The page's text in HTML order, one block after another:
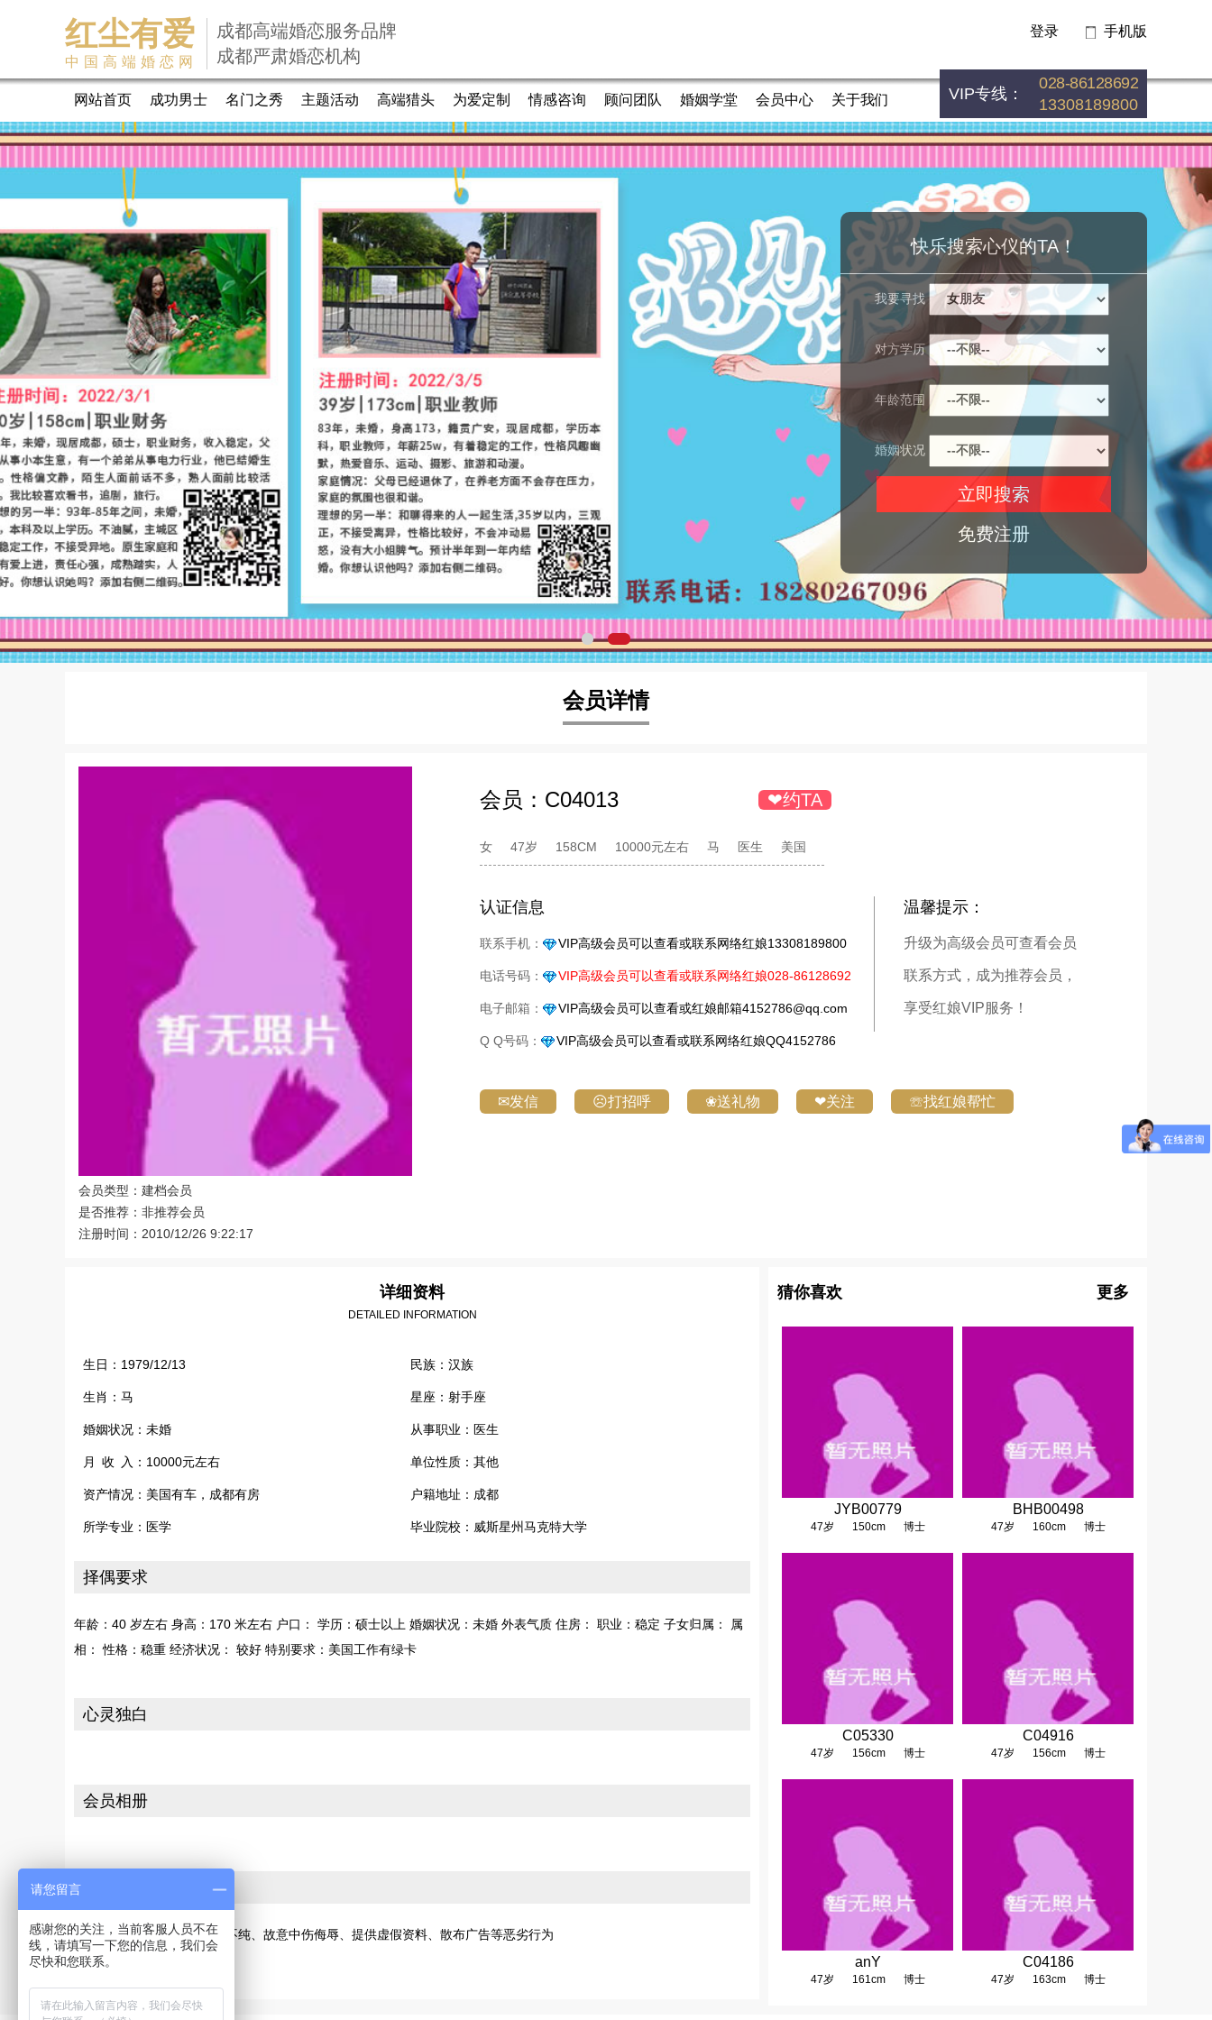
红尘有爱
中国高端婚恋网
成都高端婚恋服务品牌
成都严肃婚恋机构
登录 手机版
网站首页 成功男士 名门之秀 主题活动 高端猎头 为爱定制 情感咨询 顾问团队 婚姻学堂 会员中心 关于我们 VIP专线：
028-86128692
13308189800
快乐搜索心仪的TA！
我要寻找
对方学历
年龄范围
婚姻状况
免费注册
会员详情
会员类型：建档会员
是否推荐：非推荐会员
注册时间：2010/12/26 9:22:17
会员： C04013 ❤约TA
女 47岁 158CM 10000元左右 马 医生 美国
认证信息
联系手机： VIP高级会员可以查看或联系网络红娘13308189800
电话号码： VIP高级会员可以查看或联系网络红娘028-86128692
电子邮箱： VIP高级会员可以查看或红娘邮箱4152786@qq.com
Q Q号码： VIP高级会员可以查看或联系网络红娘QQ4152786
温馨提示：
升级为高级会员可查看会员
联系方式，成为推荐会员，
享受红娘VIP服务！
✉发信 ☹打招呼 ❀送礼物 ❤关注 ☏找红娘帮忙
详细资料
DETAILED INFORMATION
生日：1979/12/13 民族：汉族
生肖：马 星座：射手座
婚姻状况：未婚 从事职业：医生
月 收 入：10000元左右 单位性质：其他
资产情况：美国有车，成都有房 户籍地址：成都
所学专业：医学 毕业院校：威斯星州马克特大学
择偶要求
年龄：40 岁左右 身高：170 米左右 户口： 学历：硕士以上 婚姻状况：未婚 外表气质 住房： 职业：稳定 子女归属： 属
相： 性格：稳重 经济状况： 较好 特别要求：美国工作有绿卡
心灵独白
会员相册
若您发现此会员有交友动机不纯、故意中伤侮辱、提供虚假资料、散布广告等恶劣行为
[请向网站投诉]
猜你喜欢 更多
JYB00779
47岁 150cm 博士
BHB00498
47岁 160cm 博士
C05330
47岁 156cm 博士
C04916
47岁 156cm 博士
anY
47岁 161cm 博士
C04186
47岁 163cm 博士
请您留言
感谢您的关注，当前客服人员不在
线，请填写一下您的信息，我们会
尽快和您联系。